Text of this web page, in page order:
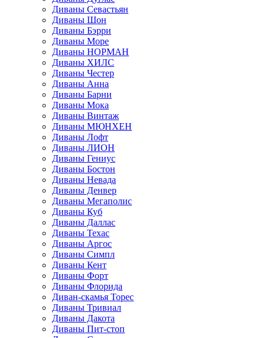
Диваны Севастьян
Диваны Шон
Диваны Бэрри
Диваны Море
Диваны НОРМАН
Диваны ХИЛС
Диваны Честер
Диваны Анна
Диваны Барни
Диваны Мока
Диваны Винтаж
Диваны МЮНХЕН
Диваны Лофт
Диваны ЛИОН
Диваны Гениус
Диваны Бостон
Диваны Невада
Диваны Денвер
Диваны Мегаполис
Диваны Куб
Диваны Даллас
Диваны Техас
Диваны Аргос
Диваны Симпл
Диваны Кент
Диваны Форт
Диваны Флорида
Диван-скамья Торес
Диваны Тривиал
Диваны Дакота
Диваны Пит-стоп